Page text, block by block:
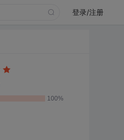
登录/注册
100%